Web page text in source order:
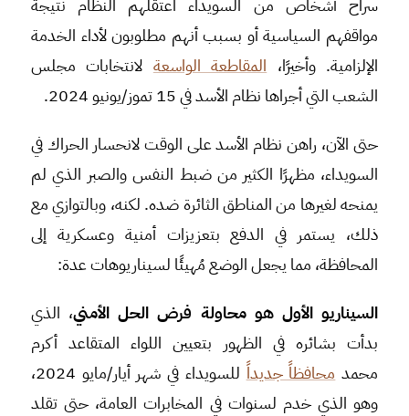
سراح أشخاص من السويداء اعتقلهم النظام نتيجة
مواقفهم السياسية أو بسبب أنهم مطلوبون لأداء الخدمة
الإلزامية. وأخيرًا، المقاطعة الواسعة لانتخابات مجلس
الشعب التي أجراها نظام الأسد في 15 تموز/يونيو 2024.
حتى الآن، راهن نظام الأسد على الوقت لانحسار الحراك في
السويداء، مظهرًا الكثير من ضبط النفس والصبر الذي لم
يمنحه لغيرها من المناطق الثائرة ضده. لكنه، وبالتوازي مع
ذلك، يستمر في الدفع بتعزيزات أمنية وعسكرية إلى
المحافظة، مما يجعل الوضع مُهيئًا لسيناريوهات عدة:
السيناريو الأول هو محاولة فرض الحل الأمني، الذي
بدأت بشائره في الظهور بتعيين اللواء المتقاعد أكرم
محمد محافظاً جديداً
للسويداء في شهر أيار/مايو 2024،
وهو الذي خدم لسنوات في المخابرات العامة، حتى تقلد